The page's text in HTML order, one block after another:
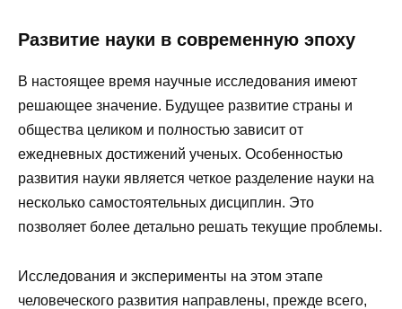
Развитие науки в современную эпоху
В настоящее время научные исследования имеют
решающее значение. Будущее развитие страны и
общества целиком и полностью зависит от
ежедневных достижений ученых. Особенностью
развития науки является четкое разделение науки на
несколько самостоятельных дисциплин. Это
позволяет более детально решать текущие проблемы.
Исследования и эксперименты на этом этапе
человеческого развития направлены, прежде всего,